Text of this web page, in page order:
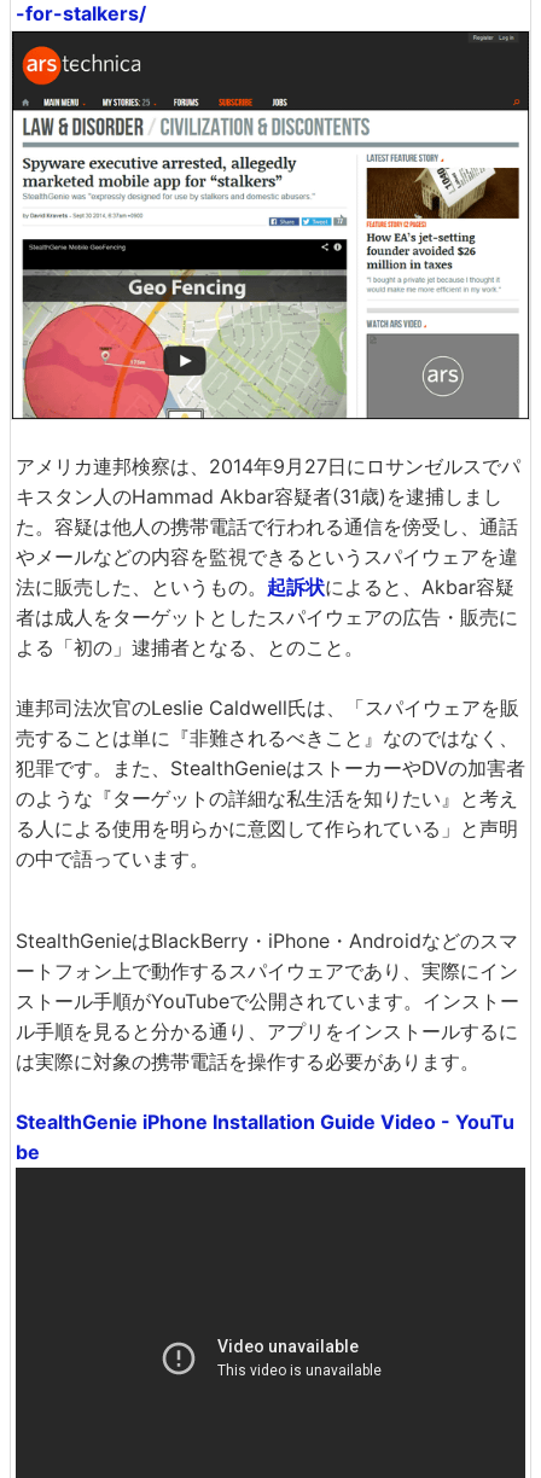
-for-stalkers/
アメリカ連邦検察は、2014年9月27日にロサンゼルスでパ
キスタン人のHammad Akbar容疑者(31歳)を逮捕しまし
た。容疑は他人の携帯電話で行われる通信を傍受し、通話
やメールなどの内容を監視できるというスパイウェアを違
法に販売した、というもの。 起訴状によると、Akbar容疑
者は成人をターゲットとしたスパイウェアの広告・販売に
よる「初の」逮捕者となる、とのこと。
連邦司法次官のLeslie Caldwell氏は、「スパイウェアを販
売することは単に『非難されるべきこと』なのではなく、
犯罪です。また、StealthGenieはストーカーやDVの加害者
のような『ターゲットの詳細な私生活を知りたい』と考え
る人による使用を明らかに意図して作られている」と声明
の中で語っています。
StealthGenieはBlackBerry・iPhone・Androidなどのスマ
ートフォン上で動作するスパイウェアであり、実際にイン
ストール手順がYouTubeで公開されています。インストー
ル手順を見ると分かる通り、アプリをインストールするに
は実際に対象の携帯電話を操作する必要があります。
StealthGenie iPhone Installation Guide Video - YouTu
be